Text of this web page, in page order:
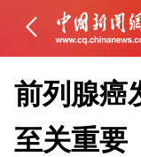
前列腺癌
至关重要